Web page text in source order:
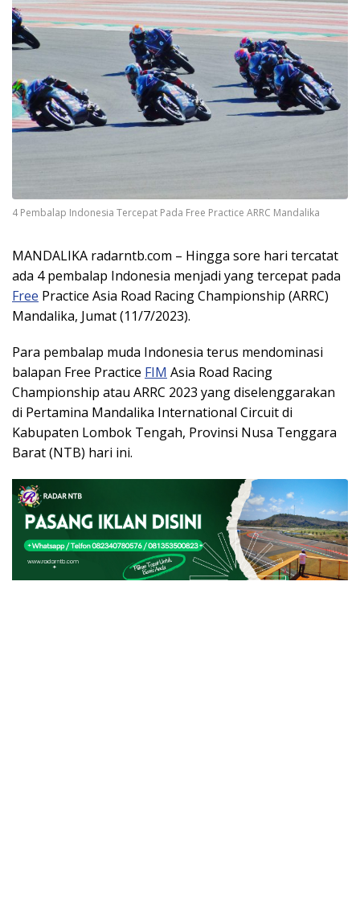
4 Pembalap Indonesia Tercepat Pada Free Practice ARRC Mandalika
MANDALIKA radarntb.com – Hingga sore hari tercatat
ada 4 pembalap Indonesia menjadi yang tercepat pada
Free Practice Asia Road Racing Championship (ARRC)
Mandalika, Jumat (11/7/2023).
Para pembalap muda Indonesia terus mendominasi
balapan Free Practice FIM Asia Road Racing
Championship atau ARRC 2023 yang diselenggarakan
di Pertamina Mandalika International Circuit di
Kabupaten Lombok Tengah, Provinsi Nusa Tenggara
Barat (NTB) hari ini.